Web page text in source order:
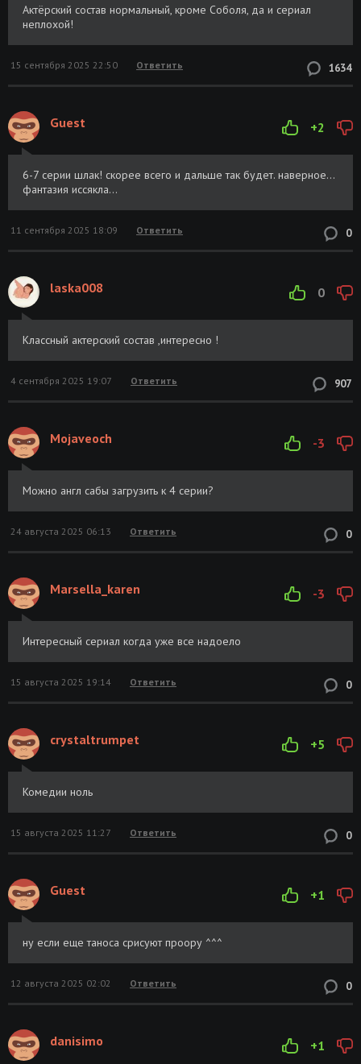
Актёрский состав нормальный, кроме Соболя, да и сериал
неплохой!
1634
15 сентября 2025 22:50 Ответить
+2
Guest
6-7 серии шлак! скорее всего и дальше так будет. наверное...
фантазия иссякла...
0
11 сентября 2025 18:09 Ответить
0
laska008
Классный актерский состав ,интересно !
907
4 сентября 2025 19:07 Ответить
-3
Mojaveoch
Можно англ сабы загрузить к 4 серии?
0
24 августа 2025 06:13 Ответить
-3
Marsella_karen
Интересный сериал когда уже все надоело
0
15 августа 2025 19:14 Ответить
+5
crystaltrumpet
Комедии ноль
0
15 августа 2025 11:27 Ответить
+1
Guest
ну если еще таноса срисуют проору ^^^
0
12 августа 2025 02:02 Ответить
+1
danisimo